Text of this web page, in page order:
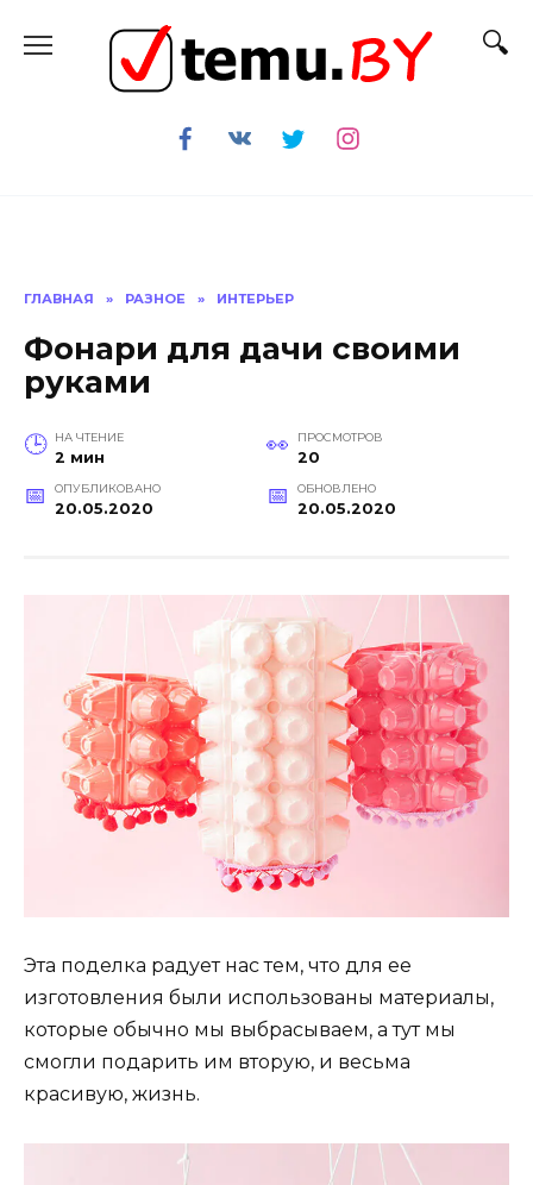
содержанию
ГЛАВНАЯ » РАЗНОЕ » ИНТЕРЬЕР
Фонари для дачи своими
руками
НА ЧТЕНИЕ
2 мин
ПРОСМОТРОВ
20
ОПУБЛИКОВАНО
20.05.2020
ОБНОВЛЕНО
20.05.2020
Эта поделка радует нас тем, что для ее
изготовления были использованы материалы,
которые обычно мы выбрасываем, а тут мы
смогли подарить им вторую, и весьма
красивую, жизнь.